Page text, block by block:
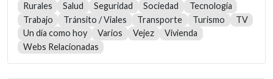
Rurales
Salud Seguridad Sociedad
Tecnología
Trabajo
Tránsito / Viales Transporte Turismo
TV
Un día como hoy
Varios Vejez
Vivienda
Webs Relacionadas